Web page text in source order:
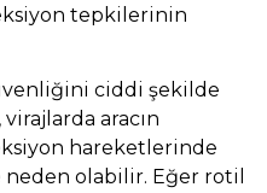
tepkilerinin
ciddi şekilde
aracın
hareketlerinde
olabilir. Eğer rotil